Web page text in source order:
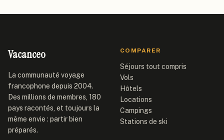
Vacanceo
La communauté voyage
francophone depuis 2004.
Des millions de membres, 180
pays racontés, et toujours la
même envie : partir bien
préparés.
COMPARER
Séjours tout compris
Vols
Hôtels
Locations
Campings
Stations de ski